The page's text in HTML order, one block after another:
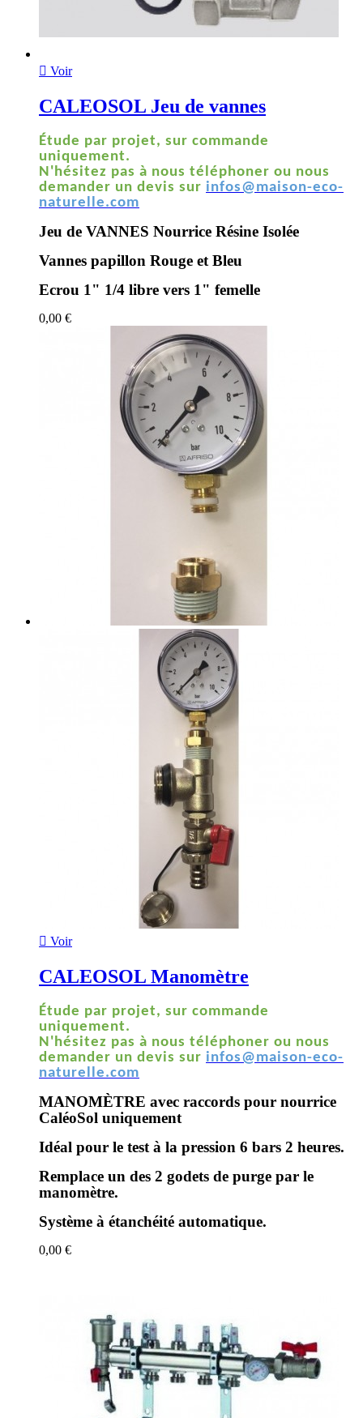
 Voir
CALEOSOL Jeu de vannes
Étude par projet, sur commande
uniquement.
N'hésitez pas à nous téléphoner ou nous
demander un devis sur infos@maison-eco-
naturelle.com
Jeu de VANNES Nourrice Résine Isolée
Vannes papillon Rouge et Bleu
Ecrou 1" 1/4 libre vers 1" femelle
0,00 €
 Voir
CALEOSOL Manomètre
Étude par projet, sur commande
uniquement.
N'hésitez pas à nous téléphoner ou nous
demander un devis sur infos@maison-eco-
naturelle.com
MANOMÈTRE avec raccords pour nourrice
CaléoSol uniquement
Idéal pour le test à la pression 6 bars 2 heures.
Remplace un des 2 godets de purge par le
manomètre.
Système à étanchéité automatique.
0,00 €